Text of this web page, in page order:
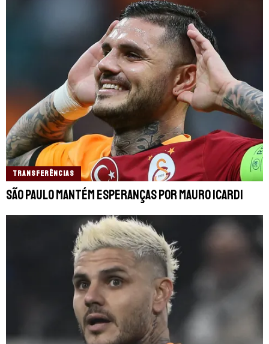
TRANSFERÊNCIAS
São Paulo mantém esperanças por Mauro Icardi